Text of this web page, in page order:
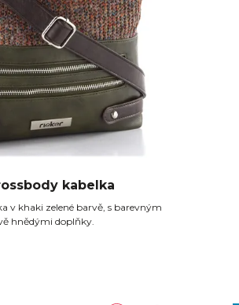
kabelka
v khaki zelené barvě, s barevným
hnědými doplňky.